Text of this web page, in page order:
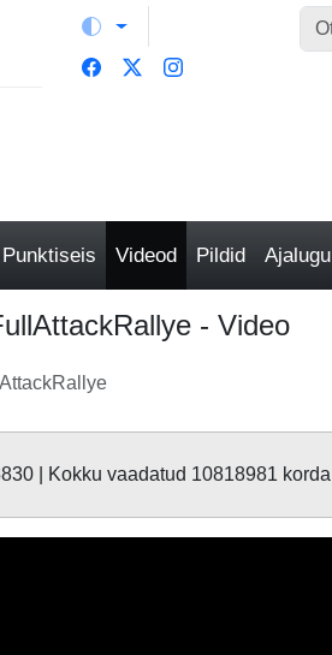
Punktiseis Videod Pildid Ajalugu
- Video
| Kokku vaadatud 10818981 korda